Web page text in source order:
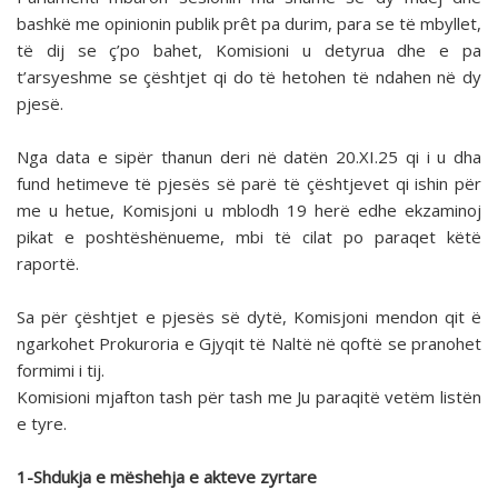
bashkë me opinionin publik prêt pa durim, para se të mbyllet,
të dij se ç’po bahet, Komisioni u detyrua dhe e pa
t’arsyeshme se çështjet qi do të hetohen të ndahen në dy
pjesë.
Nga data e sipër thanun deri në datën 20.XI.25 qi i u dha
fund hetimeve të pjesës së parë të çështjevet qi ishin për
me u hetue, Komisjoni u mblodh 19 herë edhe ekzaminoj
pikat e poshtëshënueme, mbi të cilat po paraqet këtë
raportë.
Sa për çështjet e pjesës së dytë, Komisjoni mendon qit ë
ngarkohet Prokuroria e Gjyqit të Naltë në qoftë se pranohet
formimi i tij.
Komisioni mjafton tash për tash me Ju paraqitë vetëm listën
e tyre.
1-Shdukja e mëshehja e akteve zyrtare